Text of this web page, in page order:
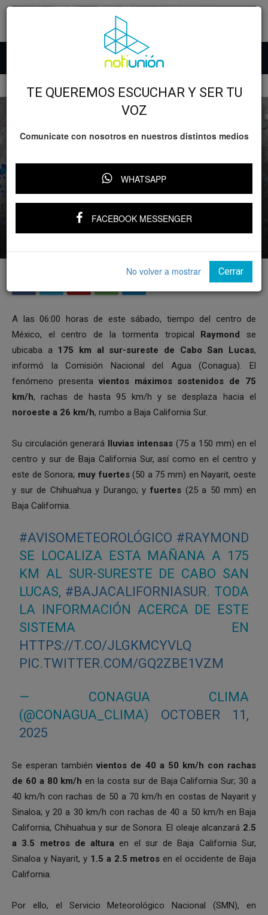
Salud Clima
Tormenta tropical Raymond se aproxima
a Baja California Sur y provoca lluvias
intensas en el noroeste de México
A las 06:00 horas de este sábado, tiempo del centro de
México, el centro de la tormenta tropical
Raymond
se
ubicaba a 175 km al sur-sureste de Cabo San Lucas,
informó la Comisión Nacional del Agua (Conagua). El
fenómeno presenta vientos máximos sostenidos de 75
km/h, rachas de hasta 95 km/h y se desplaza hacia el
noroeste a 26 km/h, rumbo a Baja California Sur.
Su circulación generará lluvias intensas(75 a 150 mm) en el
centro y sur de Baja California Sur, así como en el centro y
este de Sonora; muy fuertes(50 a 75 mm) en Nayarit, oeste
y sur de Chihuahua y Durango; yfuertes (25 a 50 mm) en
Baja California.
#AVISOMETEOROLÓGICO #RAYMOND
SE LOCALIZA ESTA MAÑANA A 175
KM AL SUR-SURESTE DE CABO SAN
LUCAS, #BAJACALIFORNIASUR. TODA
LA INFORMACIÓN ACERCA DE ESTE
SISTEMA EN
HTTPS://T.CO/JLGKMCYVLQ
PIC.TWITTER.COM/GQ2ZBE1VZM
— CONAGUA CLIMA
(@CONAGUA_CLIMA) OCTOBER 11,
2025
Se esperan tambiénvientos de 40 a 50 km/h con rachas
de 60 a 80 km/h en la costa sur de Baja California Sur; 30 a
40 km/h con rachas de 50 a 70 km/h en costas de Nayarit y
Sinaloa; y 20 a 30 km/h con rachas de 40 a 50 km/h en Baja
California, Chihuahua y sur de Sonora. El oleaje alcanzará 2.5
a 3.5 metros de altura en el sur de Baja California Sur,
Sinaloa y Nayarit, y 1.5 a 2.5 metros en el occidente de Baja
California.
Por ello, el Servicio Meteorológico Nacional (SMN), en
TE QUEREMOS ESCUCHAR Y SER TU
VOZ
Comunicate con nosotros en nuestros distintos medios
WHATSAPP
FACEBOOK MESSENGER
No volver a mostrar Cerrar